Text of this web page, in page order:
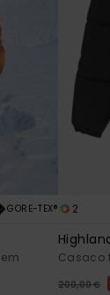
GORE-TEX® 2
Casaco
200,00 €